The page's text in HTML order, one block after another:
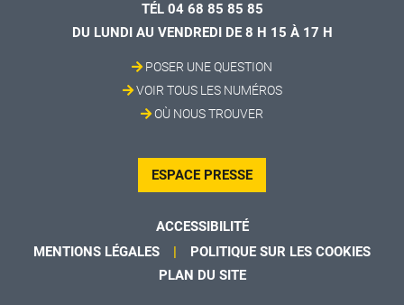
TÉL 04 68 85 85 85
DU LUNDI AU VENDREDI DE 8 H 15 À 17 H
POSER UNE QUESTION
VOIR TOUS LES NUMÉROS
OÙ NOUS TROUVER
ESPACE PRESSE
ACCESSIBILITÉ
MENTIONS LÉGALES
POLITIQUE SUR LES COOKIES
PLAN DU SITE